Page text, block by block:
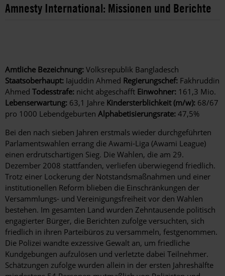
Amnesty International: Missionen und Berichte
Amtliche Bezeichnung: Volksrepublik Bangladesch
Staatsoberhaupt: Iajuddin Ahmed Regierungschef: Fakhruddin
Ahmed Todesstrafe: nicht abgeschafft Einwohner: 161,3 Mio.
Lebenserwartung: 63,1 Jahre Kindersterblichkeit (m/w): 68/67
pro 1000 Lebendgeburten Alphabetisierungsrate: 47,5%
Bei den nach sieben Jahren erstmals wieder durchgeführten
Parlamentswahlen errang die Awami-Liga (Awami League)
einen erdrutschartigen Sieg. Die Wahlen, die am 29.
Dezember 2008 stattfanden, verliefen überwiegend friedlich.
Trotz einer Lockerung der Notstandsmaßnahmen und einer
institutionellen Reform blieben die Einschränkungen der
Versammlungs- und Vereinigungsfreiheit vor den Wahlen
bestehen. Im gesamten Land wurden Zehntausende politisch
engagierter Bürger, die Berichten zufolge versuchten, sich
friedlich in ihren Parteibüros zu versammeln, festgenommen.
Die Polizei wandte exzessive Gewalt an, um friedliche
Kundgebungen aufzulösen und verletzte dabei Teilnehmer.
Schätzungen zufolge wurden allein in der ersten Jahreshälfte